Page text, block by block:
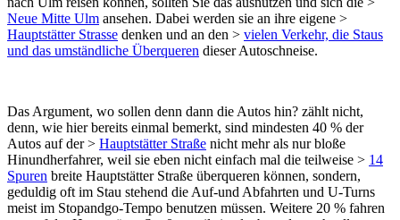
Neue Mitte Ulm ansehen. Dabei werden sie an ihre eigene >
Hauptstätter Strasse denken und an den > vielen Verkehr, die Staus
und das umständliche Überqueren dieser Autoschneise.
Das Argument, wo sollen denn dann die Autos hin? zählt nicht,
denn, wie hier bereits einmal bemerkt, sind mindesten 40 % der
Autos auf der > Hauptstätter Straße nicht mehr als nur bloße
Hinundherfahrer, weil sie eben nicht einfach mal die teilweise > 14
Spuren breite Hauptstätter Straße überqueren können, sondern,
geduldig oft im Stau stehend die Auf-und Abfahrten und U-Turns
meist im Stopandgo-Tempo benutzen müssen. Weitere 20 % fahren